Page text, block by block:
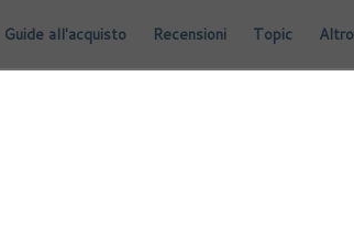
Guide all'acquisto Recensioni Topic Altro